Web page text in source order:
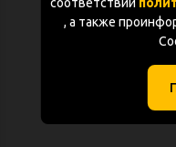
, а также
(с)